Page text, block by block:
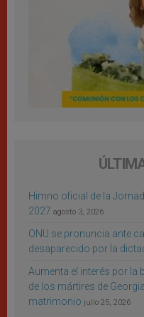
Himno oficial de la
2027 agosto 3, 2026
ONU se pronuncia ante
desaparecido por la
Aumenta el interés por la
de los mártires de
matrimonio julio 25, 2026